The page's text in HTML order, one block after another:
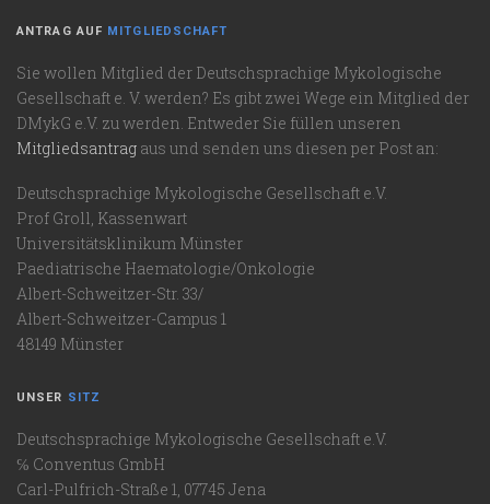
ANTRAG AUF MITGLIEDSCHAFT
Sie wollen Mitglied der Deutschsprachige Mykologische
Gesellschaft e. V. werden? Es gibt zwei Wege ein Mitglied der
DMykG e.V. zu werden. Entweder Sie füllen unseren
Mitgliedsantrag aus und senden uns diesen per Post an:
Deutschsprachige Mykologische Gesellschaft e.V.
Prof Groll, Kassenwart
Universitätsklinikum Münster
Paediatrische Haematologie/Onkologie
Albert-Schweitzer-Str. 33/
Albert-Schweitzer-Campus 1
48149 Münster
UNSER SITZ
Deutschsprachige Mykologische Gesellschaft e.V.
℅ Conventus GmbH
Carl-Pulfrich-Straße 1, 07745 Jena